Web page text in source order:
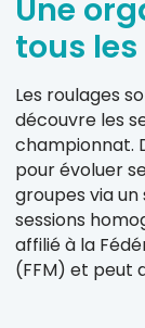
Une
tous
Les roulages
découvre les
championnat.
pour évoluer
groupes via
sessions
affilié à la
(FFM) et peut